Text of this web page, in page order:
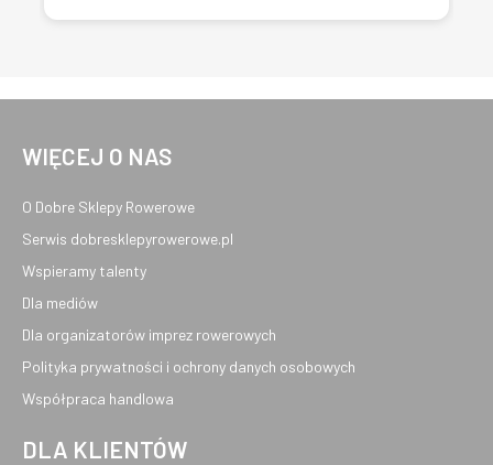
WIĘCEJ O NAS
O Dobre Sklepy Rowerowe
Serwis dobresklepyrowerowe.pl
Wspieramy talenty
Dla mediów
Dla organizatorów imprez rowerowych
Polityka prywatności i ochrony danych osobowych
Współpraca handlowa
DLA KLIENTÓW